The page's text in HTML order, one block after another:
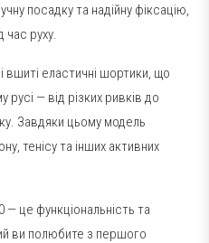
посадку та надійну фіксацію,
руху.
вшиті еластичні шортики, що
— від різких ривків до
Завдяки цьому модель
тенісу та інших активних
— це функціональність та
ви полюбите з першого